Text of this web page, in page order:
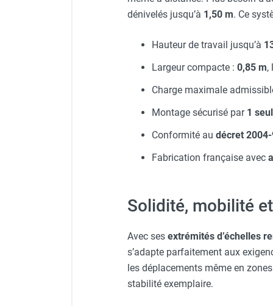
dénivelés jusqu’à 1,50 m. Ce
Hauteur de travail jusqu’à
Largeur compacte : 0,85 m,
Charge maximale
Montage sécurisé par 1
Conformité au décret
Fabrication française avec
Solidité, mobilité
Avec ses extrémités d’échelles
s’adapte parfaitement aux
les déplacements même en
stabilité exemplaire.